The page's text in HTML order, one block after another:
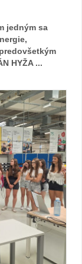
jedným sa
HYŽA ...